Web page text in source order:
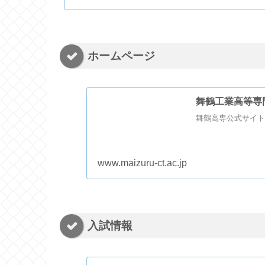
ホームページ
舞鶴工業高等専
舞鶴高専公式サイト
www.maizuru-ct.ac.jp
入試情報